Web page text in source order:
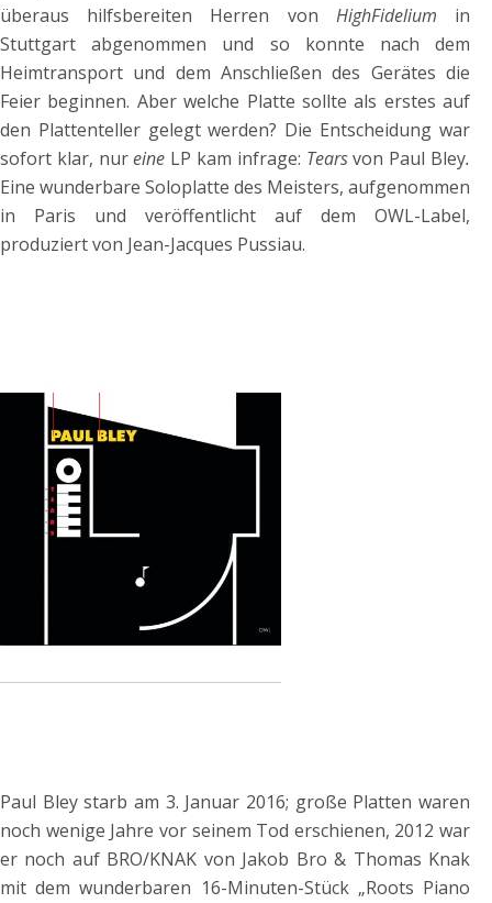
überaus hilfsbereiten Herren von HighFidelium in
Stuttgart abgenommen und so konnte nach dem
Heimtransport und dem Anschließen des Gerätes die
Feier beginnen. Aber welche Platte sollte als erstes auf
den Plattenteller gelegt werden? Die Entscheidung war
sofort klar, nureine LP kam infrage: Tears von Paul Bley.
Eine wunderbare Soloplatte des Meisters, aufgenommen
in Paris und veröffentlicht auf dem OWL-Label,
produziert von Jean-Jacques Pussiau.
Paul Bley starb am 3. Januar 2016; große Platten waren
noch wenige Jahre vor seinem Tod erschienen, 2012 war
er noch auf BRO/KNAK von Jakob Bro & Thomas Knak
mit dem wunderbaren 16-Minuten-Stück „Roots Piano